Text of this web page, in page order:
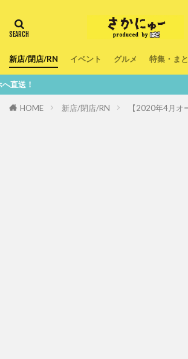
新店/閉店/RN イベント グルメ 特集・ま
HOME 新店/閉店/RN 【2020年4月